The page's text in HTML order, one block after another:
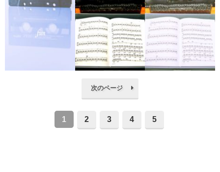
次のページ
1 2 3 4 5